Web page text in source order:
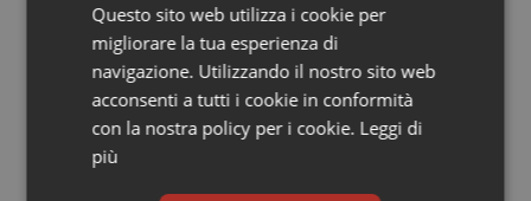
Quotidiano Oncologia
Quotidiano Pediatria
Rene & patologie urogenitali
Regione Lombardia scrive al ministro
Schillaci: “Gli attuali indicatori non
fotografano la qualità reale del Ssn”
Case di comunità. La sfida ora è
Questo sito web utilizza i cookie per
migliorare la tua esperienza di
navigazione. Utilizzando il nostro sito web
acconsenti a tutti i cookie in conformità
con la nostra policy per i cookie. Leggi di
più